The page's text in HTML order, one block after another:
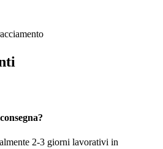
2-3 giorni lavorativi in